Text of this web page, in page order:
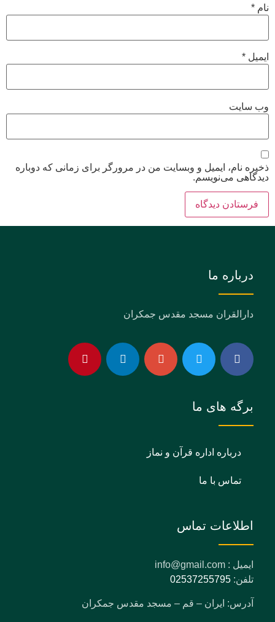
نام *
ایمیل *
وب‌ سایت
ذخیره نام، ایمیل و وبسایت من در مرورگر برای زمانی که دوباره
دیدگاهی می‌نویسم.
درباره ما
دارالقران مسجد مقدس جمکران
برگه های ما
درباره اداره قرآن و نماز
تماس با ما
اطلاعات تماس
ایمیل : info@gmail.com
تلفن: 02537255795
آدرس: ایران – قم – مسجد مقدس جمکران